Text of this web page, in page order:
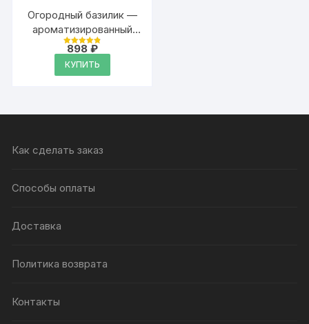
Огородный базилик —
ароматизированный
тальк для тела
Оценка
из 5
898 ₽
КУПИТЬ
Как сделать заказ
Способы оплаты
Доставка
Политика возврата
Контакты